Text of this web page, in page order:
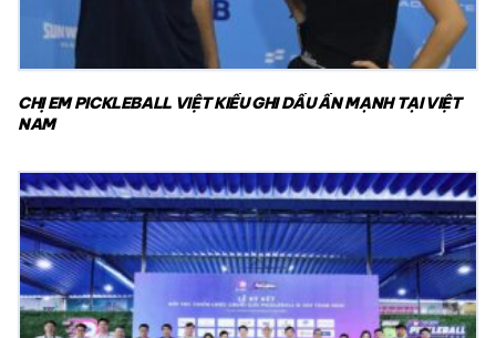
CHỊ EM PICKLEBALL VIỆT KIỀU GHI DẤU ẤN MẠNH TẠI VIỆT
NAM